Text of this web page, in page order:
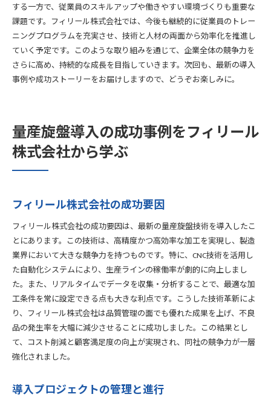
する一方で、従業員のスキルアップや働きやすい環境づくりも重要な
課題です。フィリール株式会社では、今後も継続的に従業員のトレー
ニングプログラムを充実させ、技術と人材の両面から効率化を推進し
ていく予定です。このような取り組みを通じて、企業全体の競争力を
さらに高め、持続的な成長を目指していきます。次回も、最新の導入
事例や成功ストーリーをお届けしますので、どうぞお楽しみに。
量産旋盤導入の成功事例をフィリール
株式会社から学ぶ
フィリール株式会社の成功要因
フィリール株式会社の成功要因は、最新の量産旋盤技術を導入したこ
とにあります。この技術は、高精度かつ高効率な加工を実現し、製造
業界において大きな競争力を持つものです。特に、CNC技術を活用し
た自動化システムにより、生産ラインの稼働率が劇的に向上しまし
た。また、リアルタイムでデータを収集・分析することで、最適な加
工条件を常に設定できる点も大きな利点です。こうした技術革新によ
り、フィリール株式会社は品質管理の面でも優れた成果を上げ、不良
品の発生率を大幅に減少させることに成功しました。この結果とし
て、コスト削減と顧客満足度の向上が実現され、同社の競争力が一層
強化されました。
導入プロジェクトの管理と進行